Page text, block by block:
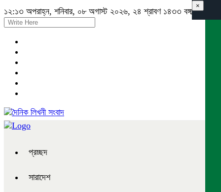
১২:১৩ অপরাহ্ন, শনিবার, ০৮ অগাস্ট ২০২৬, ২৪ শ্রাবণ ১৪৩৩ বঙ্গাব্দ
প্রচ্ছদ
সারাদেশ
×